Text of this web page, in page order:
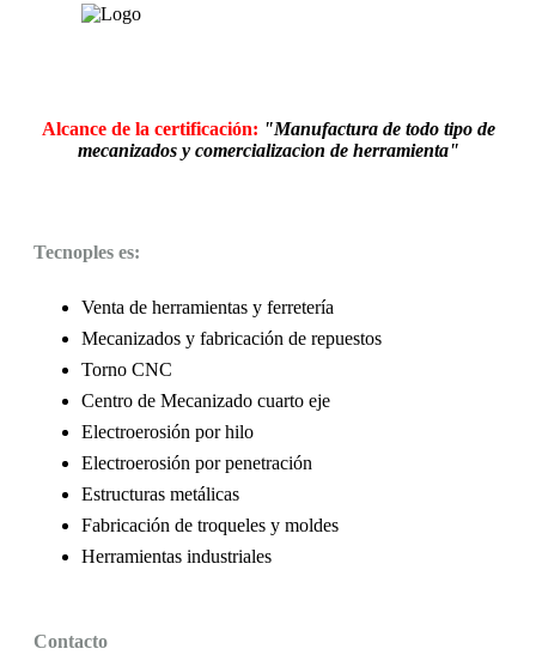
Alcance de la certificación: "Manufactura de todo tipo de
mecanizados y comercializacion de herramienta"
Tecnoples es:
Venta de herramientas y ferretería
Mecanizados y fabricación de repuestos
Torno CNC
Centro de Mecanizado cuarto eje
Electroerosión por hilo
Electroerosión por penetración
Estructuras metálicas
Fabricación de troqueles y moldes
Herramientas industriales
Contacto